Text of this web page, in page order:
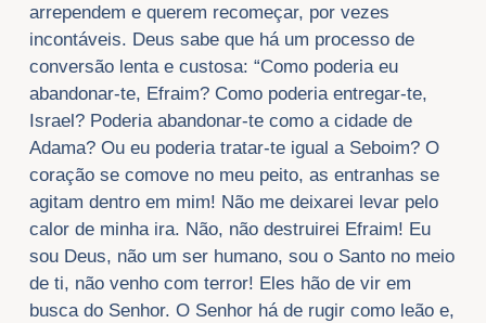
arrependem e querem recomeçar, por vezes
incontáveis. Deus sabe que há um processo de
conversão lenta e custosa: “Como poderia eu
abandonar-te, Efraim? Como poderia entregar-te,
Israel? Poderia abandonar-te como a cidade de
Adama? Ou eu poderia tratar-te igual a Seboim? O
coração se comove no meu peito, as entranhas se
agitam dentro em mim! Não me deixarei levar pelo
calor de minha ira. Não, não destruirei Efraim! Eu
sou Deus, não um ser humano, sou o Santo no meio
de ti, não venho com terror! Eles hão de vir em
busca do Senhor. O Senhor há de rugir como leão e,